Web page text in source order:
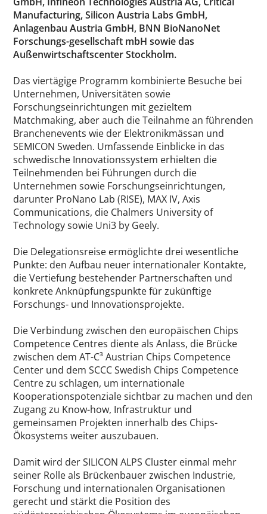
Manufacturing, Silicon Austria Labs GmbH,
Anlagenbau Austria GmbH, BNN BioNanoNet
Forschungs-gesellschaft mbH sowie das
Außenwirtschaftscenter Stockholm.
Das viertägige Programm kombinierte Besuche bei
Unternehmen, Universitäten sowie
Forschungseinrichtungen mit gezieltem
Matchmaking, aber auch die Teilnahme an führenden
Branchenevents wie der Elektronikmässan und
SEMICON Sweden. Umfassende Einblicke in das
schwedische Innovationssystem erhielten die
Teilnehmenden bei Führungen durch die
Unternehmen sowie Forschungseinrichtungen,
darunter ProNano Lab (RISE), MAX IV, Axis
Communications, die Chalmers University of
Technology sowie Uni3 by Geely.
Die Delegationsreise ermöglichte drei wesentliche
Punkte: den Aufbau neuer internationaler Kontakte,
die Vertiefung bestehender Partnerschaften und
konkrete Anknüpfungspunkte für zukünftige
Forschungs- und Innovationsprojekte.
Die Verbindung zwischen den europäischen Chips
Competence Centres diente als Anlass, die Brücke
zwischen dem AT-C³ Austrian Chips Competence
Center und dem SCCC Swedish Chips Competence
Centre zu schlagen, um internationale
Kooperationspotenziale sichtbar zu machen und den
Zugang zu Know-how, Infrastruktur und
gemeinsamen Projekten innerhalb des Chips-
Ökosystems weiter auszubauen.
Damit wird der SILICON ALPS Cluster einmal mehr
seiner Rolle als Brückenbauer zwischen Industrie,
Forschung und internationalen Organisationen
gerecht und stärkt die Position des